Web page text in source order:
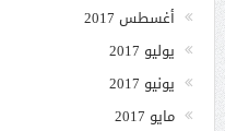
أغسطس 2017
يوليو 2017
يونيو 2017
مايو 2017